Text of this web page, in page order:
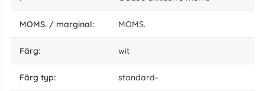
MOMS. / marginal: MOMS.
Färg: wit
färg typ: standard-